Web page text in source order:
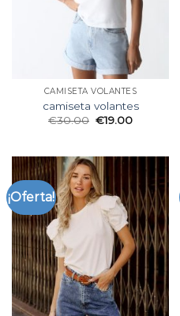
CAMISETA VOLANTES
camiseta volantes
€30.00 €19.00
¡Oferta!